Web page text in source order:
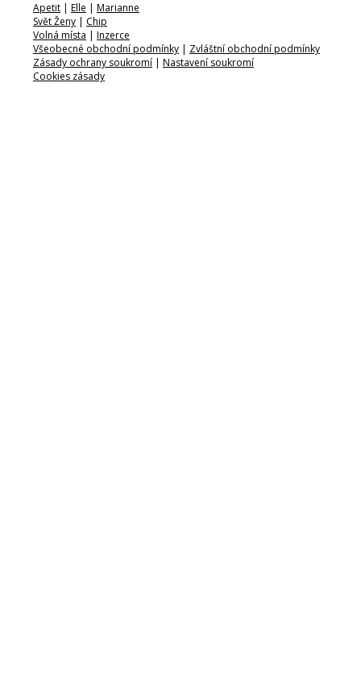
Apetit | Elle | Marianne
Svět Ženy | Chip
Volná místa | Inzerce
Všeobecné obchodní podmínky | Zvláštní obchodní podmínky
Zásady ochrany soukromí | Nastavení soukromí
Cookies zásady